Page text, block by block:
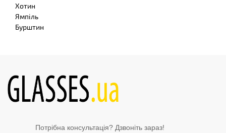
Хотин
Ямпіль
Бурштин
Потрібна консультація? Дзвоніть зараз!